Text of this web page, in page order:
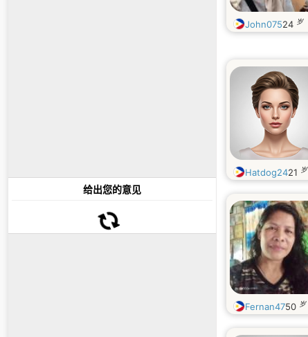
给出您的意见
John07524 岁
Hatdog2421 岁
Fernan4750 岁